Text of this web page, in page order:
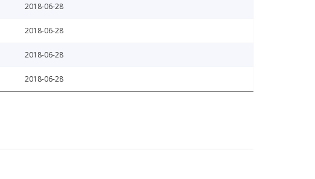
2018-06-28
2018-06-28
2018-06-28
2018-06-28